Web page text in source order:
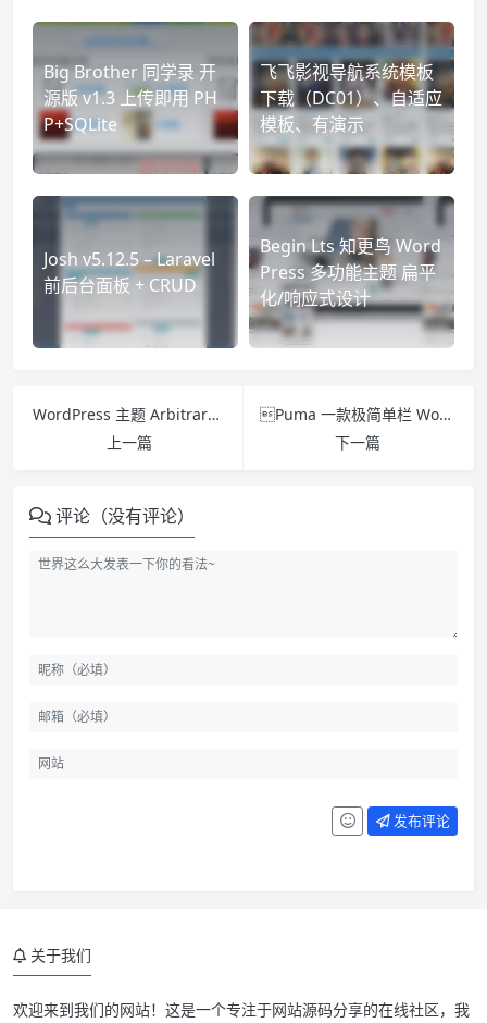
Big Brother 同学录 开
源版 v1.3 上传即用 PH
P+SQLite
飞飞影视导航系统模板
下载（DC01）、自适应
模板、有演示
Josh v5.12.5 – Laravel
前后台面板 + CRUD
Begin Lts 知更鸟 Word
Press 多功能主题 扁平
化/响应式设计
WordPress 主题 Arbitrary 1.50
上一篇
Puma 一款极简单栏 WordPress 博客响应式主题
下一篇
评论（没有评论）
发布评论
关于我们
欢迎来到我们的网站！这是一个专注于网站源码分享的在线社区，我